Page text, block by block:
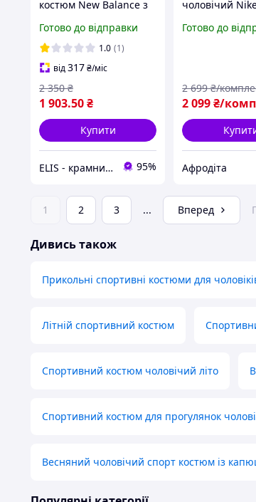
костюм New Balance з
Готово до відправки
1.0 (1)
від317₴/міс
1 903.50₴
2 350 ₴
Купити
ELIS - крамниця спортивного одягу 95%
чоловічий
фірмовий
Готово до
2 099₴/
2 699 ₴/
Афродіта
1 2 3 ... Вперед
Дивись також
Прикольні спортивні костюми для
Літній спортивний костюм
Спортивний костюм чоловічий літо
Спортивний костюм для прогулянок
Весняний чоловічий спорт костюм із